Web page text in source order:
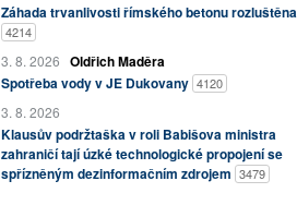
Záhada trvanlivosti římského betonu rozluštěna
4214
3. 8. 2026 Oldřich Maděra
Spotřeba vody v JE Dukovany 4120
3. 8. 2026
Klausův podržtaška v roli Babišova ministra
zahraničí tají úzké technologické propojení se
spřízněným dezinformačním zdrojem 3479